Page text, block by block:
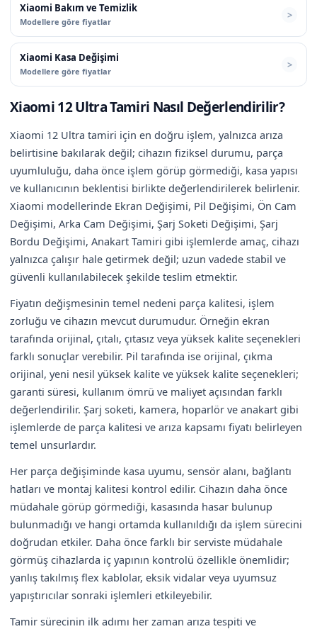
Xiaomi Bakım ve Temizlik
Modellere göre fiyatlar
Xiaomi Kasa Değişimi
Modellere göre fiyatlar
Xiaomi 12 Ultra Tamiri Nasıl Değerlendirilir?
Xiaomi 12 Ultra tamiri için en doğru işlem, yalnızca arıza
belirtisine bakılarak değil; cihazın fiziksel durumu, parça
uyumluluğu, daha önce işlem görüp görmediği, kasa yapısı
ve kullanıcının beklentisi birlikte değerlendirilerek belirlenir.
Xiaomi modellerinde Ekran Değişimi, Pil Değişimi, Ön Cam
Değişimi, Arka Cam Değişimi, Şarj Soketi Değişimi, Şarj
Bordu Değişimi, Anakart Tamiri gibi işlemlerde amaç, cihazı
yalnızca çalışır hale getirmek değil; uzun vadede stabil ve
güvenli kullanılabilecek şekilde teslim etmektir.
Fiyatın değişmesinin temel nedeni parça kalitesi, işlem
zorluğu ve cihazın mevcut durumudur. Örneğin ekran
tarafında orijinal, çıtalı, çıtasız veya yüksek kalite seçenekleri
farklı sonuçlar verebilir. Pil tarafında ise orijinal, çıkma
orijinal, yeni nesil yüksek kalite ve yüksek kalite seçenekleri;
garanti süresi, kullanım ömrü ve maliyet açısından farklı
değerlendirilir. Şarj soketi, kamera, hoparlör ve anakart gibi
işlemlerde de parça kalitesi ve arıza kapsamı fiyatı belirleyen
temel unsurlardır.
Her parça değişiminde kasa uyumu, sensör alanı, bağlantı
hatları ve montaj kalitesi kontrol edilir. Cihazın daha önce
müdahale görüp görmediği, kasasında hasar bulunup
bulunmadığı ve hangi ortamda kullanıldığı da işlem sürecini
doğrudan etkiler. Daha önce farklı bir serviste müdahale
görmüş cihazlarda iç yapının kontrolü özellikle önemlidir;
yanlış takılmış flex kablolar, eksik vidalar veya uyumsuz
yapıştırıcılar sonraki işlemleri etkileyebilir.
Tamir sürecinin ilk adımı her zaman arıza tespiti ve